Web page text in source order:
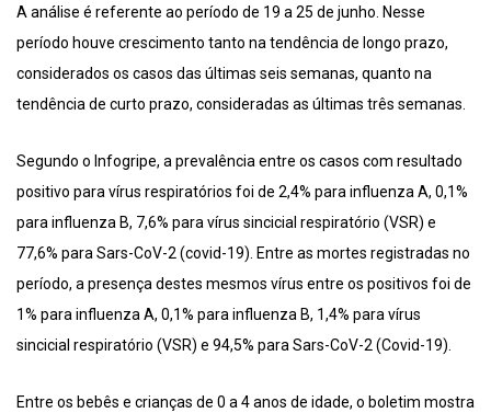
A análise é referente ao período de 19 a 25 de junho. Nesse
período houve crescimento tanto na tendência de longo prazo,
considerados os casos das últimas seis semanas, quanto na
tendência de curto prazo, consideradas as últimas três semanas.
Segundo o Infogripe, a prevalência entre os casos com resultado
positivo para vírus respiratórios foi de 2,4% para influenza A, 0,1%
para influenza B, 7,6% para vírus sincicial respiratório (VSR) e
77,6% para Sars-CoV-2 (covid-19). Entre as mortes registradas no
período, a presença destes mesmos vírus entre os positivos foi de
1% para influenza A, 0,1% para influenza B, 1,4% para vírus
sincicial respiratório (VSR) e 94,5% para Sars-CoV-2 (Covid-19).
Entre os bebês e crianças de 0 a 4 anos de idade, o boletim mostra